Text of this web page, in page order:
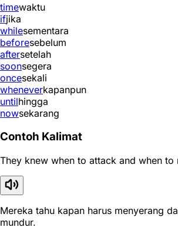
timewaktu
ifjika
whilesementara
beforesebelum
aftersetelah
soonsegera
oncesekali
wheneverkapanpun
untilhingga
nowsekarang
Contoh Kalimat
They knew when to attack and when to
Mereka tahu kapan harus menyerang
mundur.